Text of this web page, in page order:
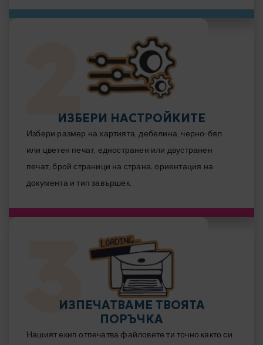
ИЗБЕРИ НАСТРОЙКИТЕ
Избери размер на хартията, дебелина, черно-бял
или цветен печат, едностранен или двустранен
печат, брой страници на страна, ориентация на
документа и тип завършек.
ИЗПЕЧАТВАМЕ ТВОЯТА
ПОРЪЧКА
Нашият екип отпечатва файловете ти точно както си